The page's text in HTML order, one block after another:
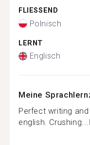
FLIESSEND
Polnisch
LERNT
Englisch
Meine
Perfect writing
english. Crushing...